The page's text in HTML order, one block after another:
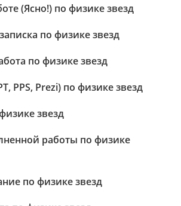
(Ясно!) по физике звезд
по физике звезд
по физике звезд
PPS, Prezi) по физике звезд
звезд
работы по физике
по физике звезд